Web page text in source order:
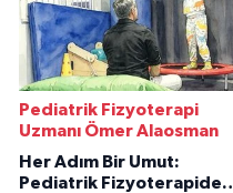
Pediatrik Fizyoterapi
Uzmanı Ömer Alaosman
Her Adım Bir Umut:
Pediatrik Fizyoterapiden